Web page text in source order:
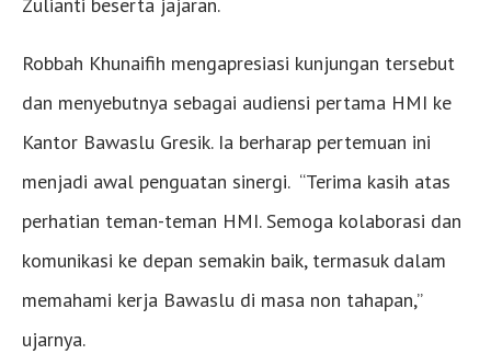
Zulianti beserta jajaran.
Robbah Khunaifih mengapresiasi kunjungan tersebut
dan menyebutnya sebagai audiensi pertama HMI ke
Kantor Bawaslu Gresik. Ia berharap pertemuan ini
menjadi awal penguatan sinergi. “Terima kasih atas
perhatian teman-teman HMI. Semoga kolaborasi dan
komunikasi ke depan semakin baik, termasuk dalam
memahami kerja Bawaslu di masa non tahapan,”
ujarnya.